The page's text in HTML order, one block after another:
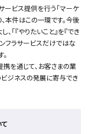
ービス提供を行う「マーケ
本件はこの一環です。今後
、「『やりたいこと』を『でき
フラサービスだけではな
携を通じて、お客さまの業
ビジネスの発展に寄与でき